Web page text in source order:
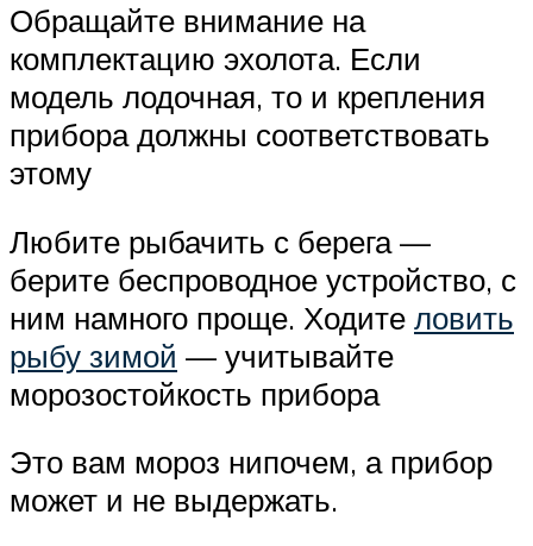
Обращайте внимание на
комплектацию эхолота. Если
модель лодочная, то и крепления
прибора должны соответствовать
этому
Любите рыбачить с берега —
берите беспроводное устройство, с
ним намного проще. Ходите ловить
рыбу зимой — учитывайте
морозостойкость прибора
Это вам мороз нипочем, а прибор
может и не выдержать.